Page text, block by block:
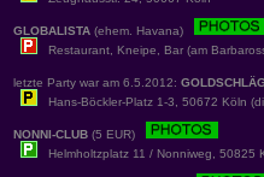
GLOBALISTA (ehem. Havana)
Restaurant, Kneipe, Bar (am
letzte Party war am 6.5.2012:
Hans-Böckler-Platz 1-3, 50672 Köln
NONNI-CLUB (5 EUR)
Helmholtzplatz 11 / Nonniweg, 50825